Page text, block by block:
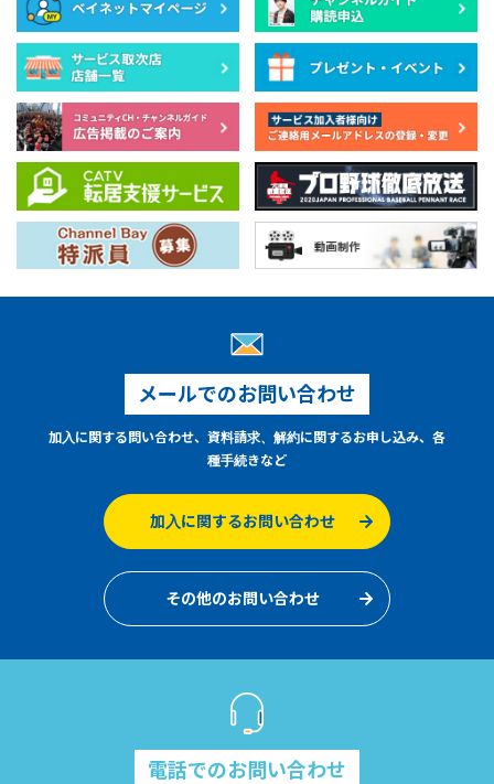
メールでのお問い合わせ
加入に関する問い合わせ、資料請求、解約に関するお申し込み、各
種手続きなど
加入に関するお問い合わせ
その他のお問い合わせ
電話でのお問い合わせ